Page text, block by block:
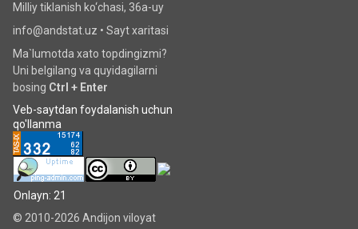
Milliy tiklanish ko‘chаsi, 36a-uy
info@andstat.uz • Sayt xaritasi
Ma`lumotda xato topdingizmi?
Uni belgilang va quyidagilarni
bosing Ctrl + Enter
Veb-saytdan foydalanish uchun
qo'llanma
Onlayn: 21
© 2010-2026 Andijon viloyat